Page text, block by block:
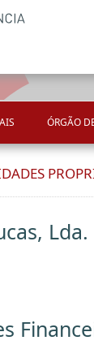
ÓRGÃO
Lda.